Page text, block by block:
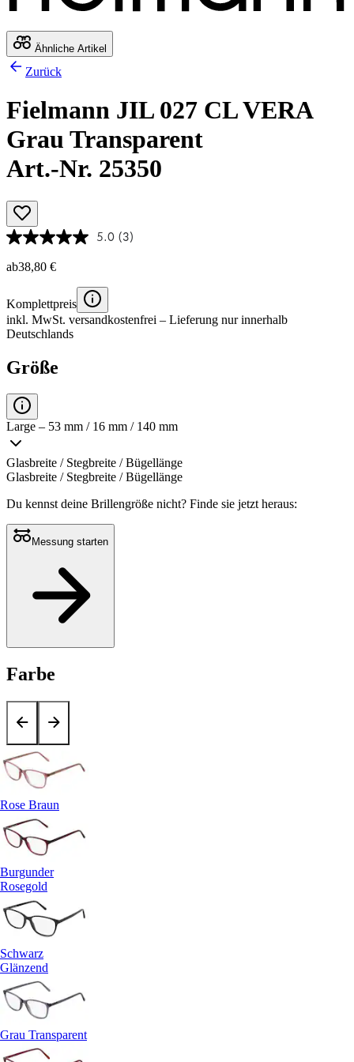
Ähnliche Artikel
Zurück
Fielmann JIL 027 CL VERA
Grau Transparent
Art.-Nr. 25350
5.0 (3)
ab38,80 €
Komplettpreis
inkl. MwSt. versandkostenfrei – Lieferung nur innerhalb
Deutschlands
Größe
Large – 53 mm / 16 mm / 140 mm
Glasbreite / Stegbreite / Bügellänge
Glasbreite / Stegbreite / Bügellänge
Du kennst deine Brillengröße nicht? Finde sie jetzt heraus:
Messung starten
Farbe
Rose Braun
Burgunder
Rosegold
Schwarz
Glänzend
Grau Transparent